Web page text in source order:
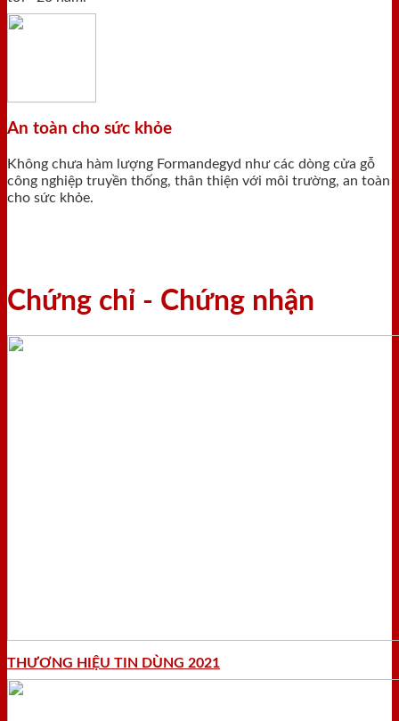
An toàn cho sức khỏe
Không chưa hàm lượng Formandegyd như các dòng cửa gỗ
công nghiệp truyền thống, thân thiện với môi trường, an toàn
cho sức khỏe.
Chứng chỉ - Chứng nhận
THƯƠNG HIỆU TIN DÙNG 2021